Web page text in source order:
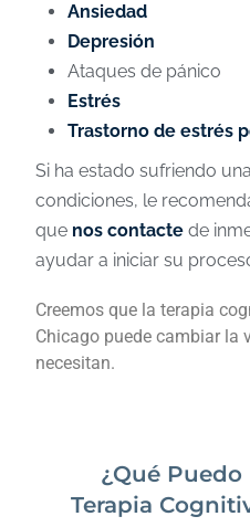
Ansiedad
Depresión
Ataques de pánico
Estrés
Trastorno de estrés
Si ha estado sufriendo
condiciones, le
que nos contacte de
ayudar a iniciar su
Creemos que la terapia
Chicago puede cambiar la
necesitan.
¿Qué Puedo
Terapia